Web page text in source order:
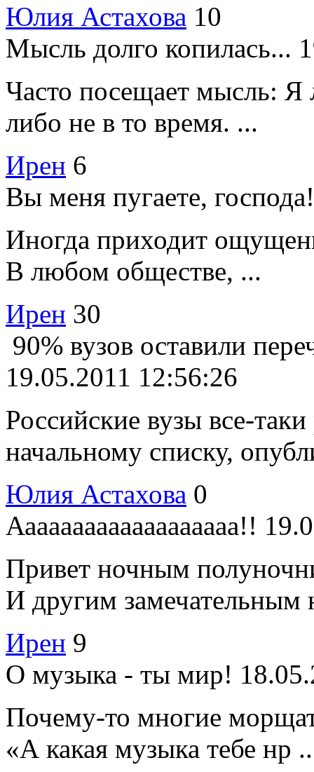
Юлия Астахова 10
Мысль долго копилась...
Часто посещает мысль: Я
либо не в то время. ...
Ирен 6
Вы меня пугаете,
Иногда приходит
В любом обществе, ...
Ирен 30
90% вузов оставили
19.05.2011 12:56:26
Российские вузы все-
начальному списку,
Юлия Астахова 0
Ааааааааааааааааааа!!
Привет ночным
И другим замечательным
Ирен 9
О музыка - ты мир!
Почему-то многие
«А какая музыка тебе нр